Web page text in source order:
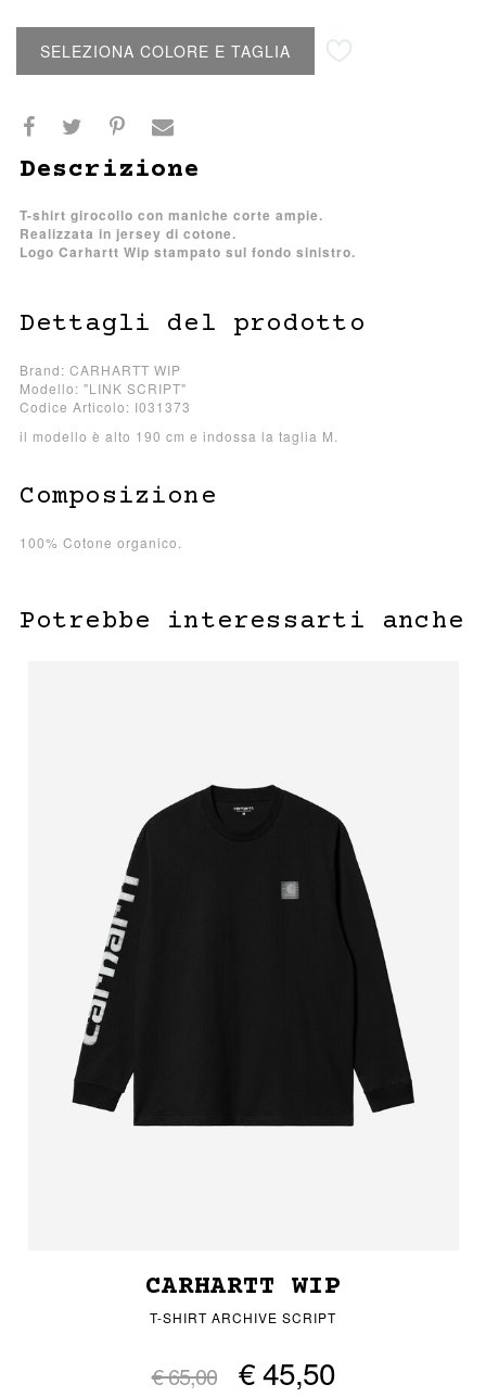
SELEZIONA COLORE E TAGLIA
Descrizione
T-shirt girocollo con maniche corte ampie.
Realizzata in jersey di cotone.
Logo Carhartt Wip stampato sul fondo sinistro.
Dettagli del prodotto
Brand: CARHARTT WIP
Modello: "LINK SCRIPT"
Codice Articolo: I031373
il modello è alto 190 cm e indossa la taglia M.
Composizione
100% Cotone organico.
Potrebbe interessarti anche
CARHARTT WIP
T-SHIRT ARCHIVE SCRIPT
€ 65,00 € 45,50